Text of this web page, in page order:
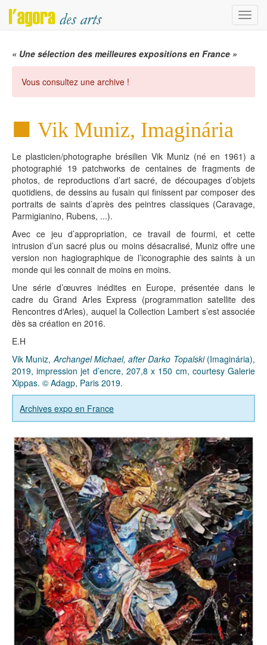
Menu
« Une sélection des meilleures expositions en France »
Vous consultez une archive !
Vik Muniz, Imaginária
Le plasticien/photographe brésilien Vik Muniz (né en 1961) a
photographié 19 patchworks de centaines de fragments de
photos, de reproductions d’art sacré, de découpages d’objets
quotidiens, de dessins au fusain qui finissent par composer des
portraits de saints d’après des peintres classiques (Caravage,
Parmigianino, Rubens, ...).
Avec ce jeu d’appropriation, ce travail de fourmi, et cette
intrusion d’un sacré plus ou moins désacralisé, Muniz offre une
version non hagiographique de l’iconographie des saints à un
monde qui les connait de moins en moins.
Une série d’œuvres inédites en Europe, présentée dans le
cadre du Grand Arles Express (programmation satellite des
Rencontres d‘Arles), auquel la Collection Lambert s’est associée
dès sa création en 2016.
E.H
Vik Muniz,Archangel Michael, after Darko Topalski (Imaginária),
2019, impression jet d’encre, 207,8 x 150 cm, courtesy Galerie
Xippas. © Adagp, Paris 2019.
Archives expo en France